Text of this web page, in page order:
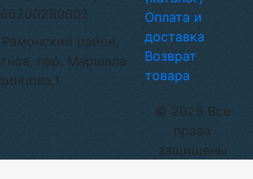
район,
пер. Маршала
© 2026 Все
права
защищены
Оплата и
доставка
Возврат
товара